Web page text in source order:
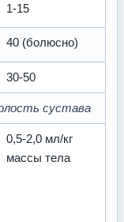
1-15
40 (болюсно)
30-50
сустава
0,5-2,0 мл/кг
массы тела